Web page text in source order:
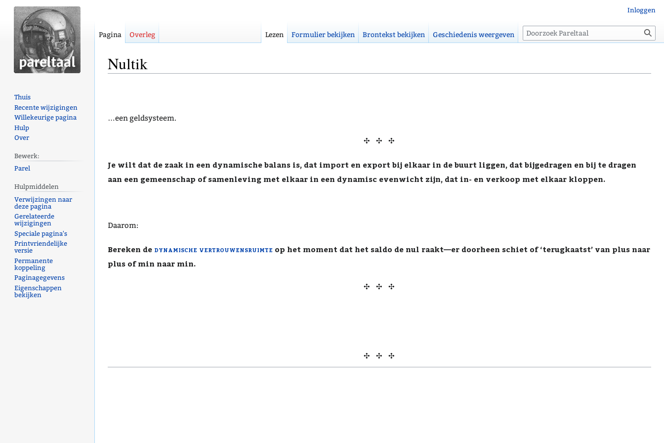
Nultik
…een geldsysteem.
✣ ✣ ✣
Je wilt dat de zaak in een dynamische balans is, dat import en export bij elkaar in de buurt liggen, dat bijgedragen en bij te dragen
aan een gemeenschap of samenleving met elkaar in een dynamisc evenwicht zijn, dat in- en verkoop met elkaar kloppen.
Daarom:
Bereken de dynamische vertrouwensruimte op het moment dat het saldo de nul raakt—er doorheen schiet of ‘terugkaatst’ van plus naar
plus of min naar min.
✣ ✣ ✣
✣ ✣ ✣
Inloggen
Pagina Overleg Lezen Formulier bekijken Brontekst bekijken Geschiedenis weergeven Zoeken
Thuis
Recente wijzigingen
Willekeurige pagina
Hulp
Over
Bewerk:
Parel
Hulpmiddelen
Verwijzingen naar
deze pagina
Gerelateerde
wijzigingen
Speciale pagina's
Printvriendelijke
versie
Permanente
koppeling
Paginagegevens
Eigenschappen
bekijken